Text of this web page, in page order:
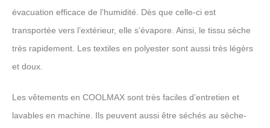
évacuation efficace de l’humidité. Dès que celle-ci est
transportée vers l’extérieur, elle s’évapore. Ainsi, le tissu sèche
très rapidement. Les textiles en polyester sont aussi très légèrs
et doux.
Les vêtements en COOLMAX sont très faciles d’entretien et
lavables en machine. Ils peuvent aussi être séchés au sèche-